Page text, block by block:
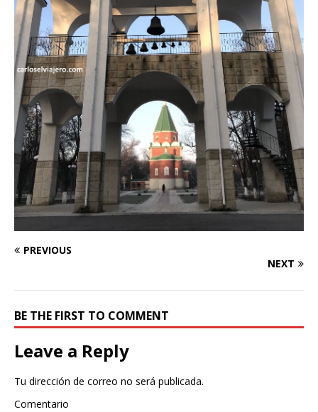
PREVIOUS
NEXT
BE THE FIRST TO COMMENT
Leave a Reply
Tu dirección de correo no será publicada.
Comentario